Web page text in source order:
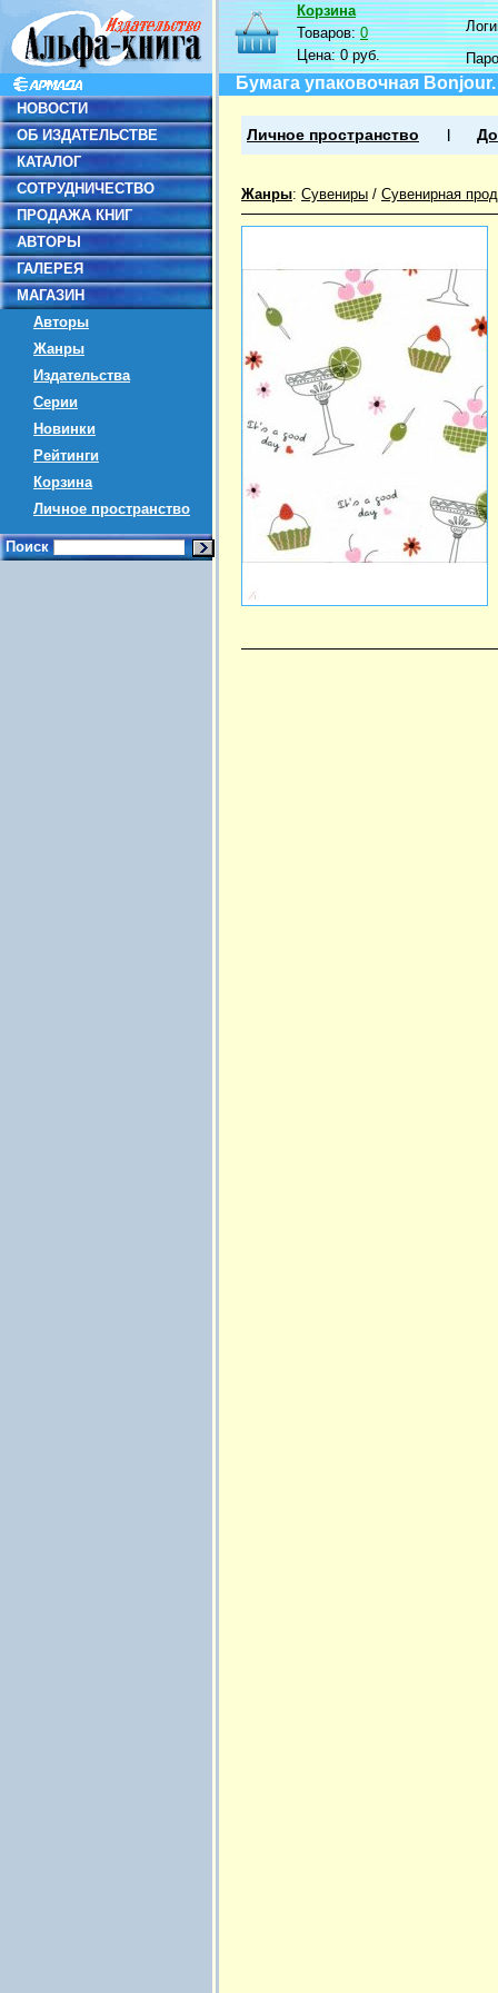
НОВОСТИ
ОБ ИЗДАТЕЛЬСТВЕ
КАТАЛОГ
СОТРУДНИЧЕСТВО
ПРОДАЖА КНИГ
АВТОРЫ
ГАЛЕРЕЯ
МАГАЗИН
Авторы
Жанры
Издательства
Серии
Новинки
Рейтинги
Корзина
Личное пространство
Поиск
Корзина
Товаров:0
Цена:0 руб.
Бумага упаковочная
Личное пространство
Жанры: Сувениры / Сувенирная